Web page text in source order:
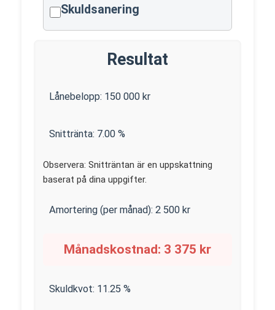
Skuldsanering
Resultat
Lånebelopp: 150 000 kr
Snittränta: 7.00 %
Observera: Snitträntan är en uppskattning
baserat på dina uppgifter.
Amortering (per månad): 2 500 kr
Månadskostnad: 3 375 kr
Skuldkvot: 11.25 %